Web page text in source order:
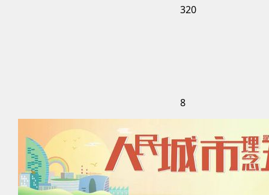
320
8